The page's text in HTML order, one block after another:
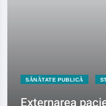
SĂNĂTATE PUBLICĂ